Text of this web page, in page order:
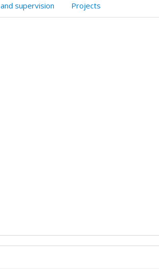
(faculté,département,école)
supervision Projects